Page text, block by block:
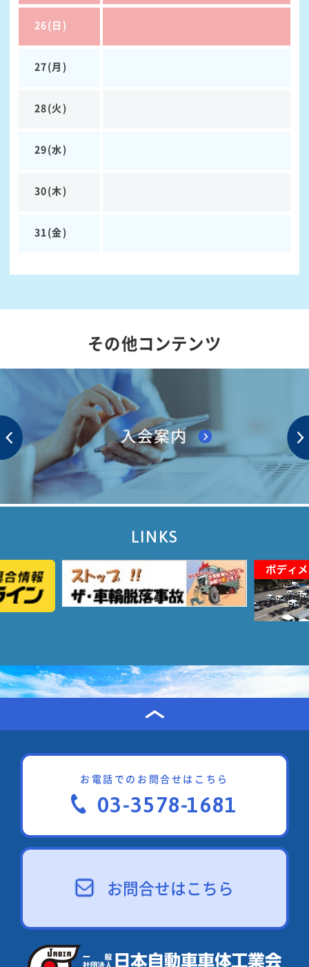
26(日)
27(月)
28(火)
29(水)
30(木)
31(金)
その他コンテンツ
LINKS
お電話でのお問合せはこちら
03-3578-1681
お問合せはこちら